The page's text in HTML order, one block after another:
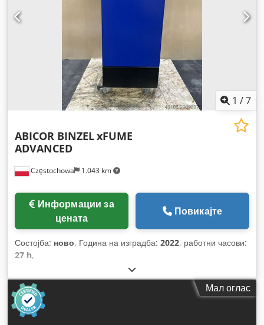
1 /7
Częstochowa 1.043 km
ABICOR BINZELxFUME
ADVANCED
цената
Повикајте
Состојба: ново, Година на изградба: 2022, работни часови:
27 h,
Мал оглас